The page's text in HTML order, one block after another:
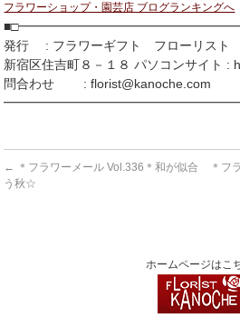
フラワーショップ・園芸店 ブログランキングへ
発行 : フラワーギフト フローリス
新宿区住吉町８－１８ パソコンサイト :
問合わせ : florist@kanoche.com
← ＊フラワーメール Vol.336＊和が似合
う秋☆
＊フ
ホームページはこ